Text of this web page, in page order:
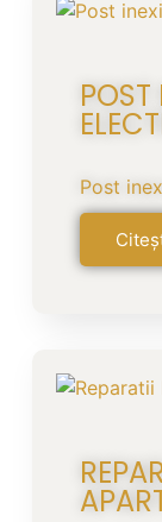
POST
Post